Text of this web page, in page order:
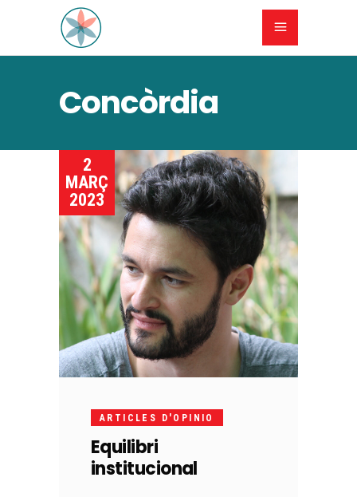
Concòrdia
2
MARÇ
2023
ARTICLES D'OPINIO
Equilibri
institucional